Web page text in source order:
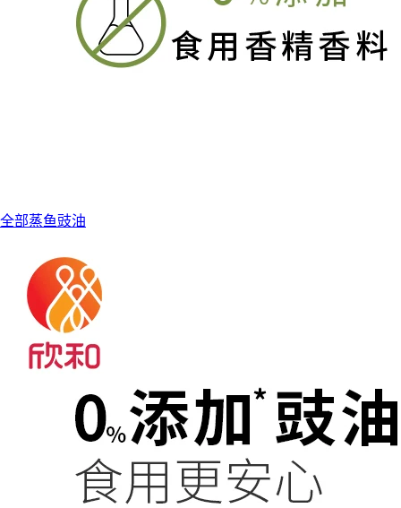
全部蒸鱼豉油